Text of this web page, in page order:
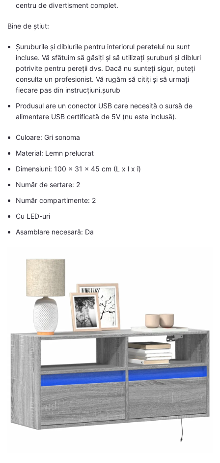
centru de divertisment complet.
Bine de știut:
Șuruburile și diblurile pentru interiorul peretelui nu sunt
incluse. Vă sfătuim să găsiți și să utilizați șuruburi și dibluri
potrivite pentru pereții dvs. Dacă nu sunteți sigur, puteți
consulta un profesionist. Vă rugăm să citiți și să urmați
fiecare pas din instrucțiuni.șurub
Produsul are un conector USB care necesită o sursă de
alimentare USB certificată de 5V (nu este inclusă).
Culoare: Gri sonoma
Material: Lemn prelucrat
Dimensiuni: 100 x 31 x 45 cm (L x l x î)
Număr de sertare: 2
Număr compartimente: 2
Cu LED-uri
Asamblare necesară: Da